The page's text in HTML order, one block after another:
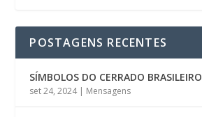
POSTAGENS RECENTES
SÍMBOLOS DO CERRADO BRASILEIRO
set 24, 2024| Mensagens